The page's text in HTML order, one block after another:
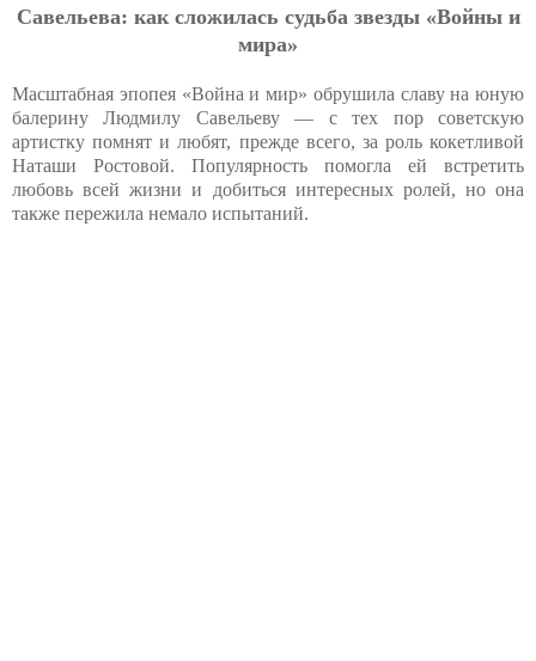
Савельева: как сложилась судьба звезды «Войны и
мира»
Масштабная эпопея «Война и мир» обрушила славу на юную
балерину Людмилу Савельеву — с тех пор советскую
артистку помнят и любят, прежде всего, за роль кокетливой
Наташи Ростовой. Популярность помогла ей встретить
любовь всей жизни и добиться интересных ролей, но она
также пережила немало испытаний.